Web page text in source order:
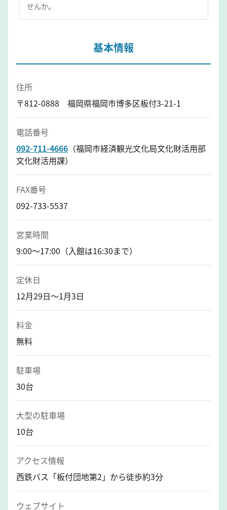
せんか。
基本情報
住所
〒812-0888 福岡県福岡市博多区板付3-21-1
電話番号
092-711-4666 （福岡市経済観光文化局文化財活用部
文化財活用課）
FAX番号
092-733-5537
営業時間
9:00～17:00（入館は16:30まで）
定休日
12月29日～1月3日
料金
無料
駐車場
30台
大型の駐車場
10台
アクセス情報
西鉄バス「板付団地第2」から徒歩約3分
ウェブサイト